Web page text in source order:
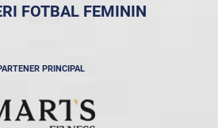
FOTBAL FEMININ
PRINCIPAL